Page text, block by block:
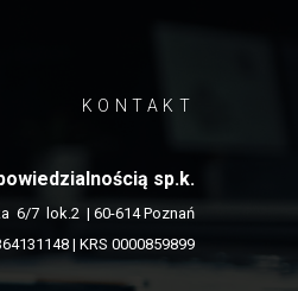
KONTAKT
sp.k.
6/7 lok.2 | 60-614 Poznań
| KRS 0000859899